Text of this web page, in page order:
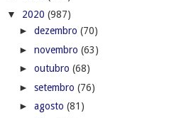
▼ 2020 (987)
► dezembro (70)
► novembro (63)
► outubro (68)
► setembro (76)
► agosto (81)